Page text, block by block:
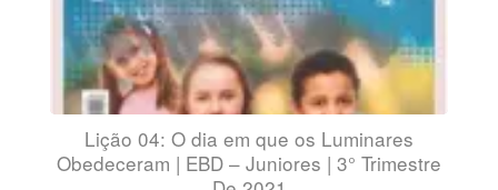
Lição 04: O dia em que os Luminares
Obedeceram | EBD – Juniores | 3° Trimestre